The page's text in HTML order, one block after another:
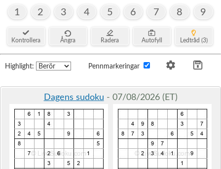
1 2 3 4 5 6 7 8 9
Kontrollera Ångra Radera Autofyll Ledtråd (3)
Highlight: Pennmarkeringar
Dagens sudoku - 07/08/2026 (ET)